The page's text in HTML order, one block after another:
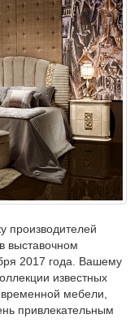
производителей
выставочном
2017 года. Вашему
известных
мебели,
привлекательным